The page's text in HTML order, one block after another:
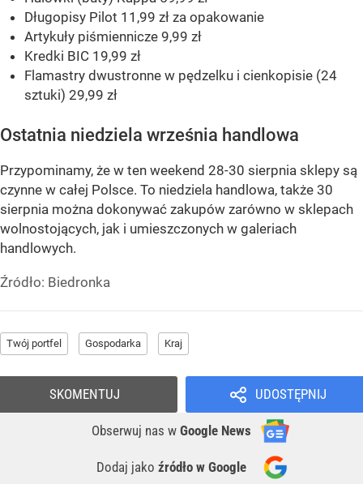
Długopisy Pilot 11,99 zł za opakowanie
Artykuły piśmiennicze 9,99 zł
Kredki BIC 19,99 zł
Flamastry dwustronne w pędzelku i cienkopisie (24
sztuki) 29,99 zł
Ostatnia niedziela września handlowa
Przypominamy, że w ten weekend 28-30 sierpnia sklepy są
czynne w całej Polsce. To niedziela handlowa, także 30
sierpnia można dokonywać zakupów zarówno w sklepach
wolnostojących, jak i umieszczonych w galeriach
handlowych.
Źródło: Biedronka
Twój portfel Gospodarka Kraj
UDOSTĘPNIJ
Obserwuj nas w Google News
Dodaj jako źródło w Google
SKOMENTUJ